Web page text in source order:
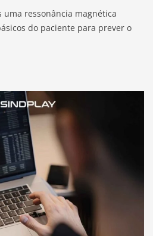
uma ressonância magnética
do paciente para prever o